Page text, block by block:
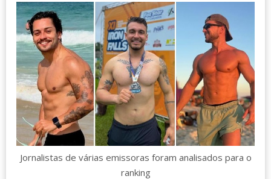
Jornalistas de várias emissoras foram analisados para o
ranking